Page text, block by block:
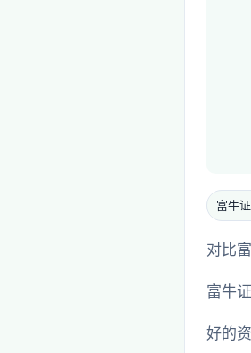
富牛
对比
富牛
好的